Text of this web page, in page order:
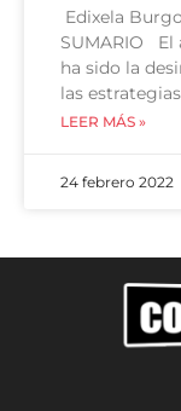
Edixela
SUMARIO
ha sido la
las
LEER MÁS »
24 febrero 2022